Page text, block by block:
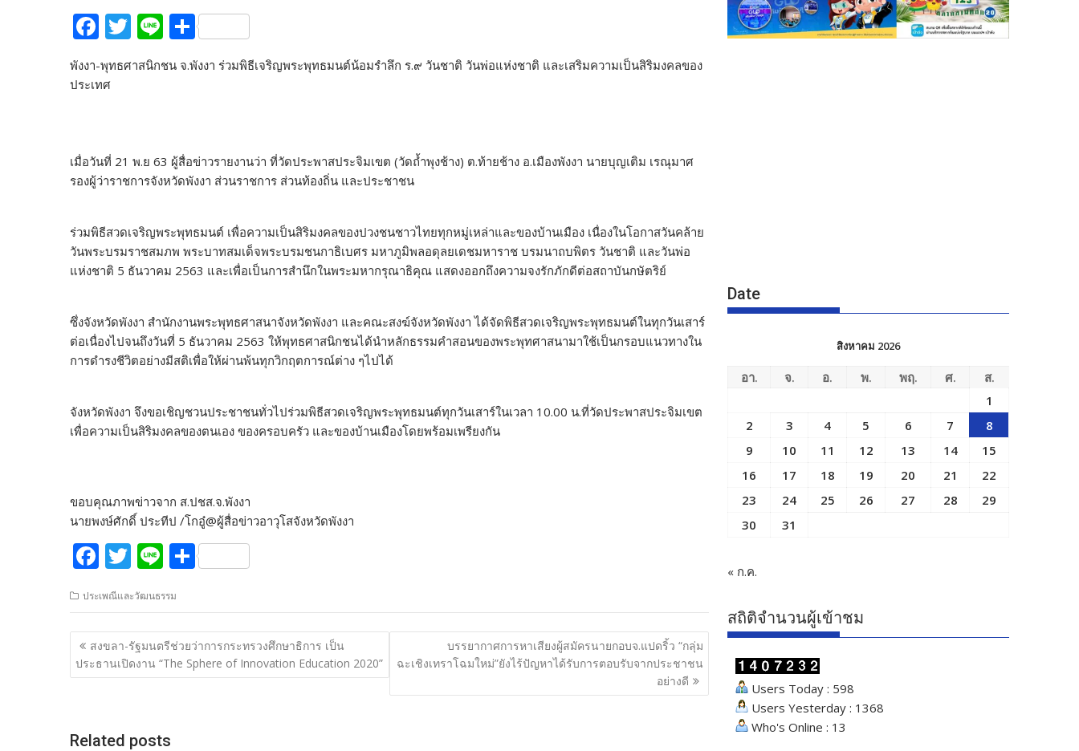
F
e
o
k
T
w
itt
Li
e
S
h
ar
พังงา-พุทธศาสนิกชน จ.พังงา ร่วมพิธีเจริญพระพุทธมนต์น้อมรำลึก ร.๙ วันชาติ วันพ่อแห่งชาติ และเสริมความเป็นสิริมงคลของ
ประเทศ
เมื่อวันที่ 21 พ.ย 63 ผู้สื่อข่าวรายงานว่า ที่วัดประพาสประจิมเขต (วัดถ้ำพุงช้าง) ต.ท้ายช้าง อ.เมืองพังงา นายบุญเติม เรณุมาศ
รองผู้ว่าราชการจังหวัดพังงา ส่วนราชการ ส่วนท้องถิ่น และประชาชน
ร่วมพิธีสวดเจริญพระพุทธมนต์ เพื่อความเป็นสิริมงคลของปวงชนชาวไทยทุกหมู่เหล่าและของบ้านเมือง เนื่องในโอกาสวันคล้าย
วันพระบรมราชสมภพ พระบาทสมเด็จพระบรมชนกาธิเบศร มหาภูมิพลอดุลยเดชมหาราช บรมนาถบพิตร วันชาติ และวันพ่อ
แห่งชาติ 5 ธันวาคม 2563 และเพื่อเป็นการสำนึกในพระมหากรุณาธิคุณ แสดงออกถึงความจงรักภักดีต่อสถาบันกษัตริย์
ซึ่งจังหวัดพังงา สำนักงานพระพุทธศาสนาจังหวัดพังงา และคณะสงฆ์จังหวัดพังงา ได้จัดพิธีสวดเจริญพระพุทธมนต์ในทุกวันเสาร์
ต่อเนื่องไปจนถึงวันที่ 5 ธันวาคม 2563 ให้พุทธศาสนิกชนได้นำหลักธรรมคำสอนของพระพุทศาสนามาใช้เป็นกรอบแนวทางใน
การดำรงชีวิตอย่างมีสติเพื่อให้ผ่านพ้นทุกวิกฤตการณ์ต่าง ๆไปได้
จังหวัดพังงา จึงขอเชิญชวนประชาชนทั่วไปร่วมพิธีสวดเจริญพระพุทธมนต์ทุกวันเสาร์ในเวลา 10.00 น.ที่วัดประพาสประจิมเขต
เพื่อความเป็นสิริมงคลของตนเอง ของครอบครัว และของบ้านเมืองโดยพร้อมเพรียงกัน
ขอบคุณภาพข่าวจาก ส.ปชส.จ.พังงา
นายพงษ์ศักดิ์ ประทีป /โกอู๋@ผู้สื่อข่าวอาวุโสจังหวัดพังงา
F
ac
e
b
o
o
T
itt
er
Li
e
S
ar
e
ประเพณีและวัฒนธรรม
แนะแนว
เรื่อง
สงขลา-รัฐมนตรีช่วยว่าการกระทรวงศึกษาธิการ เป็น
ประธานเปิดงาน “The Sphere of Innovation Education 2020”
บรรยากาศการหาเสียงผู้สมัครนายกอบจ.แปดริ้ว “กลุ่ม
ฉะเชิงเทราโฉมใหม่”ยังไร้ปัญหาได้รับการตอบรับจากประชาชน
อย่างดี
Related posts
Date
สิงหาคม 2026
อา. จ. อ. พ. พฤ. ศ.
ส.
1
2
3 4 5 6 7
8
9
10 11 12 13 14
15
16
17 18 19 20 21
22
23
24 25 26 27 28
29
30
31
« ก.ค.
สถิติจำนวนผู้เข้าชม
Users Today : 598
Users Yesterday : 1368
Who's Online : 13